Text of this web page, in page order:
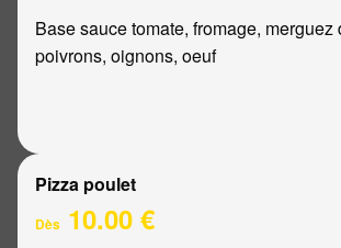
Base sauce tomate, fromage, merguez
poivrons, oignons, oeuf
Pizza poulet
Dès 10.00 €